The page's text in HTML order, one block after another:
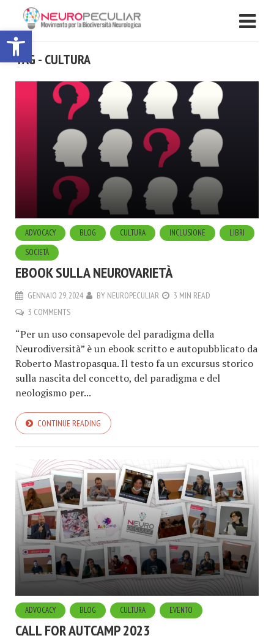
TAG - CULTURA
ADVOCACY BLOG CULTURA INCLUSIONE
LIBRI
SOCIETÀ
EBOOK SULLA NEUROVARIETÀ
GENNAIO 29, 2024 BY NEUROPECULIAR
3 MIN READ
3 COMMENTS
“Per un uso consapevole del paradigma della
Neurodiversità” è un ebook scritto e autopubblicato da
Roberto Mastropasqua. Il testo fa un excursus storico
sulla nascita del concetto, del paradigma e del
neologismo per...
CONTINUE READING
ADVOCACY BLOG CULTURA EVENTO
CALL FOR AUTCAMP 2023
Apri la barra degli strumenti